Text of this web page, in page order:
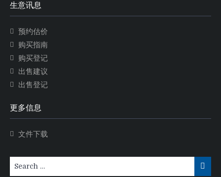
生意讯息
预约估价
购买指南
购买登记
出售建议
出售登记
更多信息
文件下载